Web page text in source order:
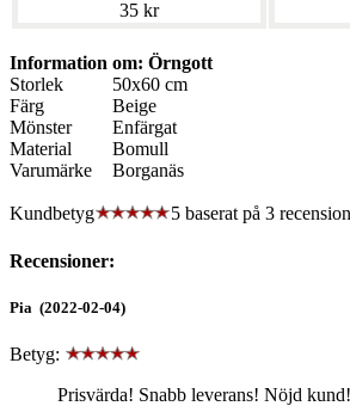
35 kr
Information om: Örngott
Storlek
50x60 cm
Färg
Beige
Mönster
Enfärgat
Material
Bomull
Varumärke
Borganäs
Kundbetyg 5 baserat på 3
Recensioner:
Pia (2022-02-04)
Betyg:
Prisvärda! Snabb leverans! Nöjd kund!